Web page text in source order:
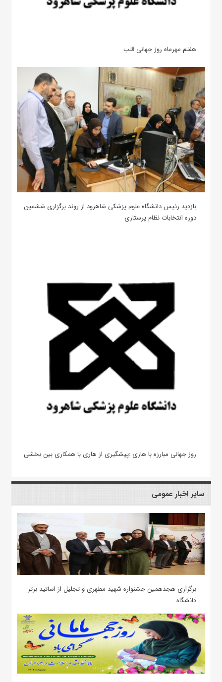
هفتم مهرماه روز جهانی قلب
بازدید رئیس دانشگاه علوم پزشکی شاهرود از روند برگزاری ششمین
دوره انتخابات نظام پرستاری
روز جهانی مبارزه با هاری :پیشگیری از هاری با همکاری بین بخشی
سایر اخبار عمومی
برگزاری هجدهمین جشنواره شهید مطهری و تجلیل از اساتید برتر
دانشگاه